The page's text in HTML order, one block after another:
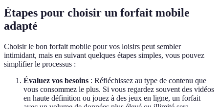
Étapes pour choisir un forfait mobile
adapté
Choisir le bon forfait mobile pour vos loisirs peut sembler
intimidant, mais en suivant quelques étapes simples, vous pouvez
simplifier le processus :
Évaluez vos besoins : Réfléchissez au type de contenu que
vous consommez le plus. Si vous regardez souvent des vidéos
en haute définition ou jouez à des jeux en ligne, un forfait